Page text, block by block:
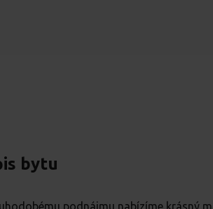
bytu
podnájmu nabízíme krásný